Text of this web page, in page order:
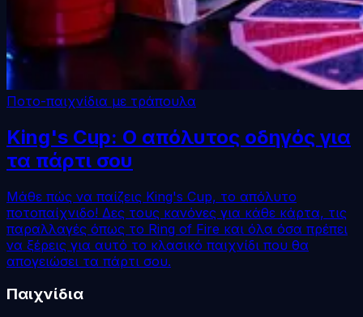
Ποτο-παιχνίδια με τράπουλα
King's Cup: Ο απόλυτος οδηγός για
τα πάρτι σου
Μάθε πώς να παίζεις King's Cup, το απόλυτο
ποτοπαίχνιδο! Δες τους κανόνες για κάθε κάρτα, τις
παραλλαγές όπως το Ring of Fire και όλα όσα πρέπει
να ξέρεις για αυτό το κλασικό παιχνίδι που θα
απογειώσει τα πάρτι σου.
Παιχνίδια